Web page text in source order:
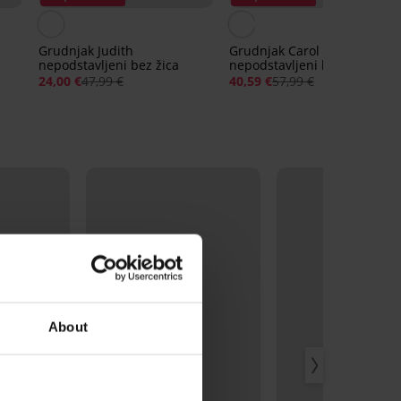
About
Grudnjak Judith
nepodstavljeni bez žica
24,00 €47,99 €
Grudnjak Carol
nepodstavljeni bez žica
40,59 €57,99 €